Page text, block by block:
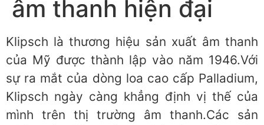
âm thanh hiện đại
Klipsch là thương hiệu sản xuất âm thanh
của Mỹ được thành lập vào năm 1946.Với
sự ra mắt của dòng loa cao cấp Palladium,
Klipsch ngày càng khẳng định vị thế của
mình trên thị trường âm thanh.Các sản